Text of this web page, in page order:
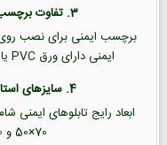
3. تفاوت برچسب ایمنی با تابلو ایمنی چیست؟
برچسب ایمنی برای نصب
ایمنی دارای ورق PVC یا گالوانیزه هستند و دوام بیشتری دارند.
4. سایزهای استاندارد تابلوهای ایمنی چیست؟
70×50 و 100×70 سانتی‌متر است.